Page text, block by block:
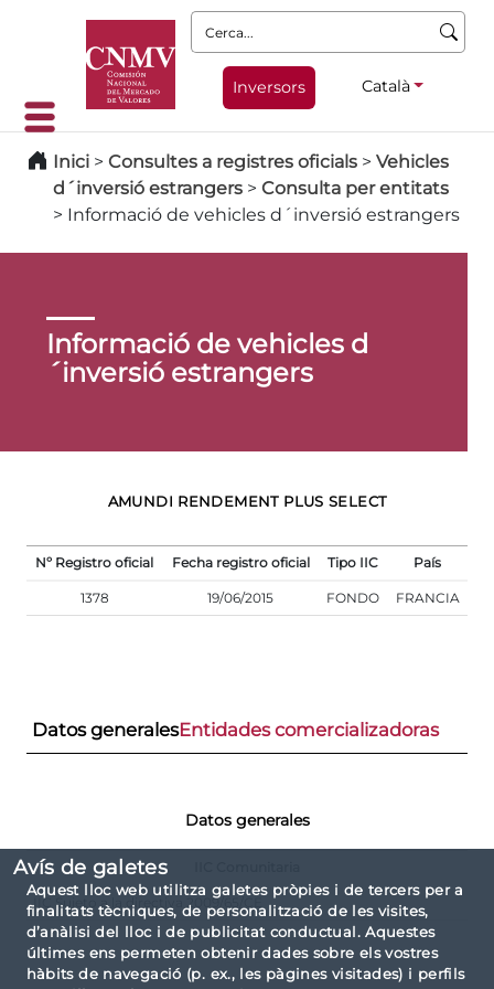
Avís de galetes
Aquest lloc web utilitza galetes pròpies i de tercers per a
finalitats tècniques, de personalització de les visites,
d’anàlisi del lloc i de publicitat conductual. Aquestes
últimes ens permeten obtenir dades sobre els vostres
hàbits de navegació (p. ex., les pàgines visitades) i perfils
Cerca:
Inversors Català
Inici > Consultes a registres oficials > Vehicles
d´inversió estrangers > Consulta per entitats
> Informació de vehicles d´inversió estrangers
Informació de vehicles d
´inversió estrangers
AMUNDI RENDEMENT PLUS SELECT
Nº Registro oficial Fecha registro oficial Tipo IIC País
1378 19/06/2015 FONDO FRANCIA
Datos generalesEntidades comercializadoras
Datos generales
IIC Sujeto a la directiva 2009/65/CE